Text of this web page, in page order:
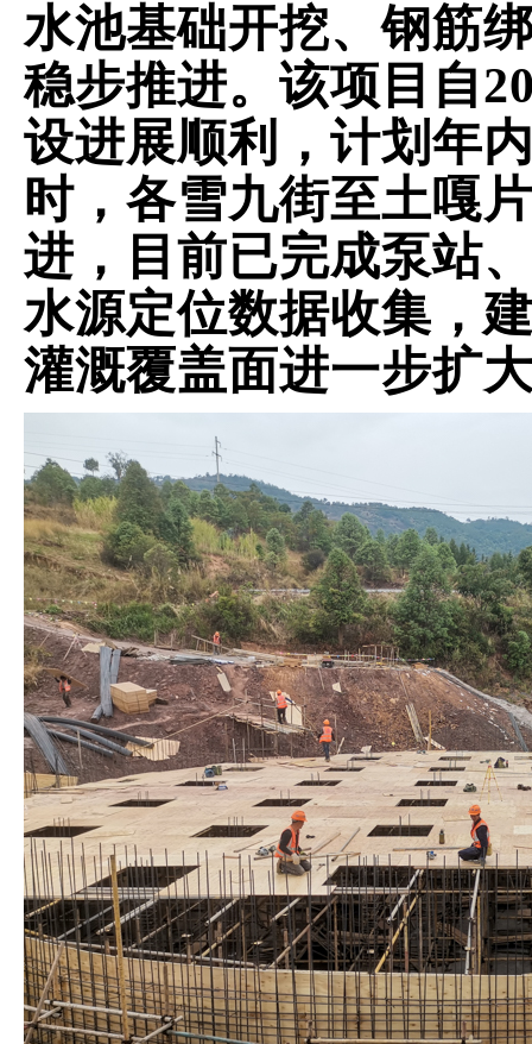
水池基础开挖、钢筋
稳步推进。该项目自
设进展顺利，计划年
时，各雪九街至土嘎
进，目前已完成泵站
水源定位数据收集，
灌溉覆盖面进一步扩